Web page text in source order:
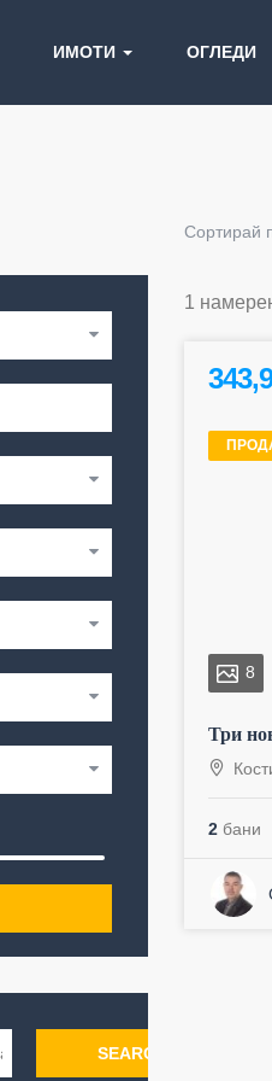
ИМОТИ ОГЛЕДИ
Сортирай
1
8
Три
2 бани
SEARCH